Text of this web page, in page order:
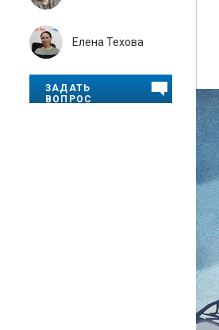
Елена Техова
ЗАДАТЬ
ВОПРОС